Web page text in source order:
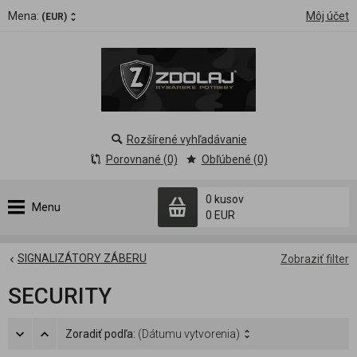
Mena: (EUR) Môj účet
Menu
0 kusov
0 EUR
Rozšírené vyhľadávanie
Porovnané (0)
Obľúbené (0)
Zobraziť filter
SIGNALIZÁTORY ZÁBERU
SECURITY
Zoradiť podľa: (Dátumu vytvorenia)